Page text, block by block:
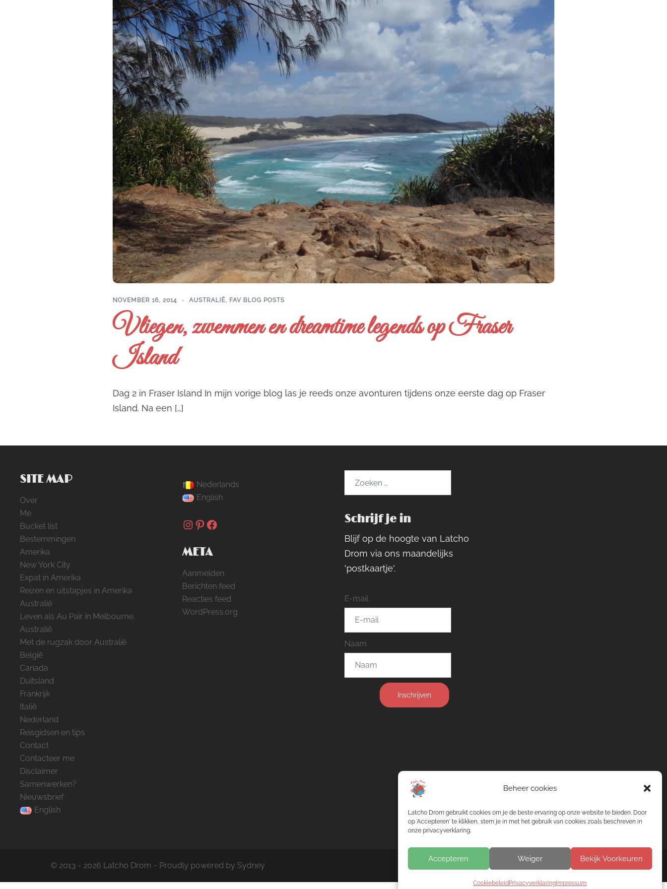
Beheer cookies
Latcho Drom gebruikt cookies om je de beste ervaring op onze website te bieden. Door
op 'Accepteren' te klikken, stem je in met het gebruik van cookies zoals beschreven in
onze privacyverklaring.
Accepteren Weiger Bekijk Voorkeuren
CookiebeleidPrivacyverklaring Impressum
NOVEMBER 16, 2014 AUSTRALIË, FAV BLOG POSTS
Vliegen, zwemmen en dreamtime legends op Fraser
Island
Dag 2 in Fraser Island In mijn vorige blog las je reeds onze avonturen tijdens onze eerste dag op Fraser
Island. Na een […]
SITE MAP
Over
Me
Bucket list
Bestemmingen
Amerika
New York City
Expat in Amerika
Reizen en uitstapjes in Amerika
Australië
Leven als Au Pair in Melbourne,
Australië
Met de rugzak door Australië
België
Canada
Duitsland
Frankrijk
Italië
Nederland
Reisgidsen en tips
Contact
Contacteer me
Disclaimer
Samenwerken?
Nieuwsbrief
English
Nederlands
English
Instagram
Pinterest
Facebook
META
Aanmelden
Berichten feed
Reacties feed
WordPress.org
Schrijf je in
Blijf op de hoogte van Latcho
Drom via ons maandelijks
'postkaartje'.
E-mail
Naam
Inschrijven
© 2013 - 2026 Latcho Drom ~ Proudly powered by Sydney